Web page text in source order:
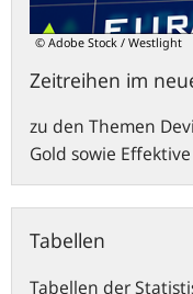
© Adobe Stock / Westlight
Zeitreihen im
zu den Themen
Gold sowie
Tabellen
Tabellen der